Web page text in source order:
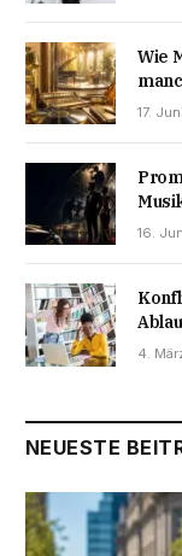
Wie
17.
16.
4.
NEUESTE